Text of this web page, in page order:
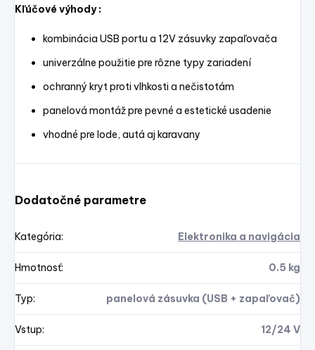
Kľúčové výhody :
kombinácia USB portu a 12V zásuvky zapaľovača
univerzálne použitie pre rôzne typy zariadení
ochranný kryt proti vlhkosti a nečistotám
panelová montáž pre pevné a estetické usadenie
vhodné pre lode, autá aj karavany
Dodatočné parametre
Kategória: Elektronika a navigácia
Hmotnosť: 0.5 kg
Typ: panelová zásuvka (USB + zapaľovač)
Vstup: 12/24 V